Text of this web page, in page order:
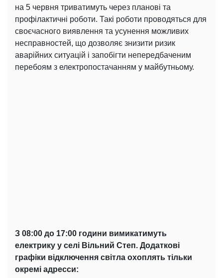
на 5 червня триватимуть через планові та
профілактичні роботи. Такі роботи проводяться для
своєчасного виявлення та усунення можливих
несправностей, що дозволяє знизити ризик
аварійних ситуацій і запобігти непередбаченим
перебоям з електропостачанням у майбутньому.
З 08:00 до 17:00 години вимикатимуть
електрику у селі Вільний Степ. Додаткові
графіки відключення світла охоплять тільки
окремі адресси: